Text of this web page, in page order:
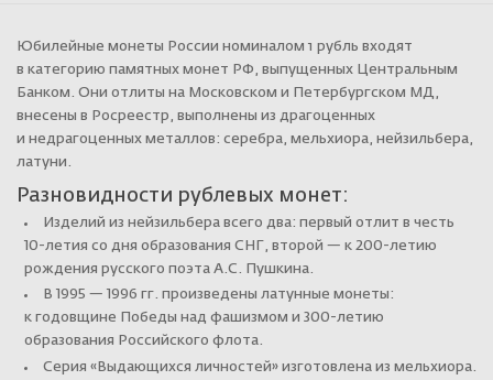
Юбилейные монеты России номиналом 1 рубль входят
в категорию памятных монет РФ, выпущенных Центральным
Банком. Они отлиты на Московском и Петербургском МД,
внесены в Росреестр, выполнены из драгоценных
и недрагоценных металлов: серебра, мельхиора, нейзильбера,
латуни.
Разновидности рублевых монет:
Изделий из нейзильбера всего два: первый отлит в честь
10-летия со дня образования СНГ, второй — к 200-летию
рождения русского поэта А.С. Пушкина.
В 1995 — 1996 гг. произведены латунные монеты:
к годовщине Победы над фашизмом и 300-летию
образования Российского флота.
Серия «Выдающихся личностей» изготовлена из мельхиора.